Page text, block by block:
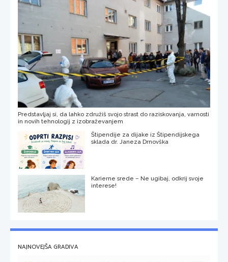
Predstavljaj si, da lahko združiš svojo strast do raziskovanja, varnosti
in novih tehnologij z izobraževanjem
Štipendije za dijake iz Štipendijskega
sklada dr. Janeza Drnovška
Karierne srede – Ne ugibaj, odkrij svoje
interese!
NAJNOVEJŠA GRADIVA